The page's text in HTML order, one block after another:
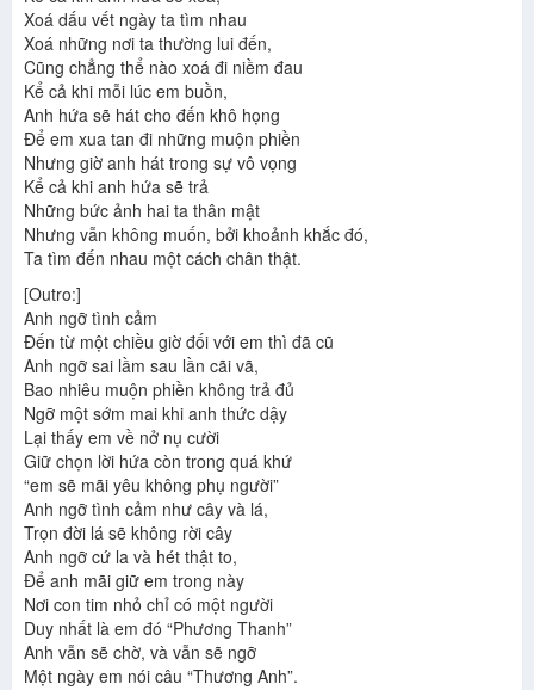
Xoá dấu vết ngày ta tìm nhau
Xoá những nơi ta thường lui đến,
Cũng chẳng thể nào xoá đi niềm đau
Kể cả khi mỗi lúc em buồn,
Anh hứa sẽ hát cho đến khô họng
Để em xua tan đi những muộn phiền
Nhưng giờ anh hát trong sự vô vọng
Kể cả khi anh hứa sẽ trả
Những bức ảnh hai ta thân mật
Nhưng vẫn không muốn, bởi khoảnh khắc đó,
Ta tìm đến nhau một cách chân thật.
[Outro:]
Anh ngỡ tình cảm
Đến từ một chiều giờ đối với em thì đã cũ
Anh ngỡ sai lầm sau lần cãi vã,
Bao nhiêu muộn phiền không trả đủ
Ngỡ một sớm mai khi anh thức dậy
Lại thấy em về nở nụ cười
Giữ chọn lời hứa còn trong quá khứ
“em sẽ mãi yêu không phụ người”
Anh ngỡ tình cảm như cây và lá,
Trọn đời lá sẽ không rời cây
Anh ngỡ cứ la và hét thật to,
Để anh mãi giữ em trong này
Nơi con tim nhỏ chỉ có một người
Duy nhất là em đó “Phương Thanh”
Anh vẫn sẽ chờ, và vẫn sẽ ngỡ
Một ngày em nói câu “Thương Anh”.